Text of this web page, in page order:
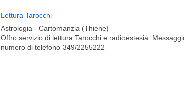
Lettura Tarocchi
Astrologia - Cartomanzia (Thiene)
Offro servizio di lettura Tarocchi e radioestesia.
numero di telefono 349/2255222